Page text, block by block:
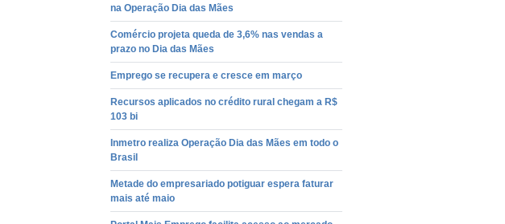
na Operação Dia das Mães
Comércio projeta queda de 3,6% nas vendas a
prazo no Dia das Mães
Emprego se recupera e cresce em março
Recursos aplicados no crédito rural chegam a R$
103 bi
Inmetro realiza Operação Dia das Mães em todo o
Brasil
Metade do empresariado potiguar espera faturar
mais até maio